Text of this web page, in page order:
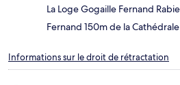
La Loge Gogaille Fernand
Fernand 150m de la
Informations sur le droit de rétractation